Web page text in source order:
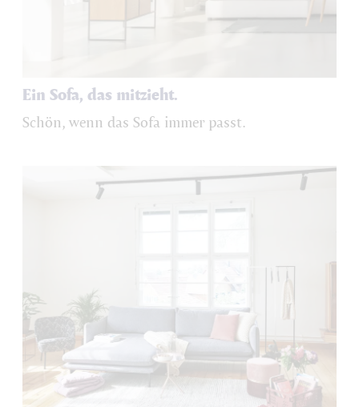
Ein Sofa, das mitzieht.
Schön, wenn das Sofa immer passt.